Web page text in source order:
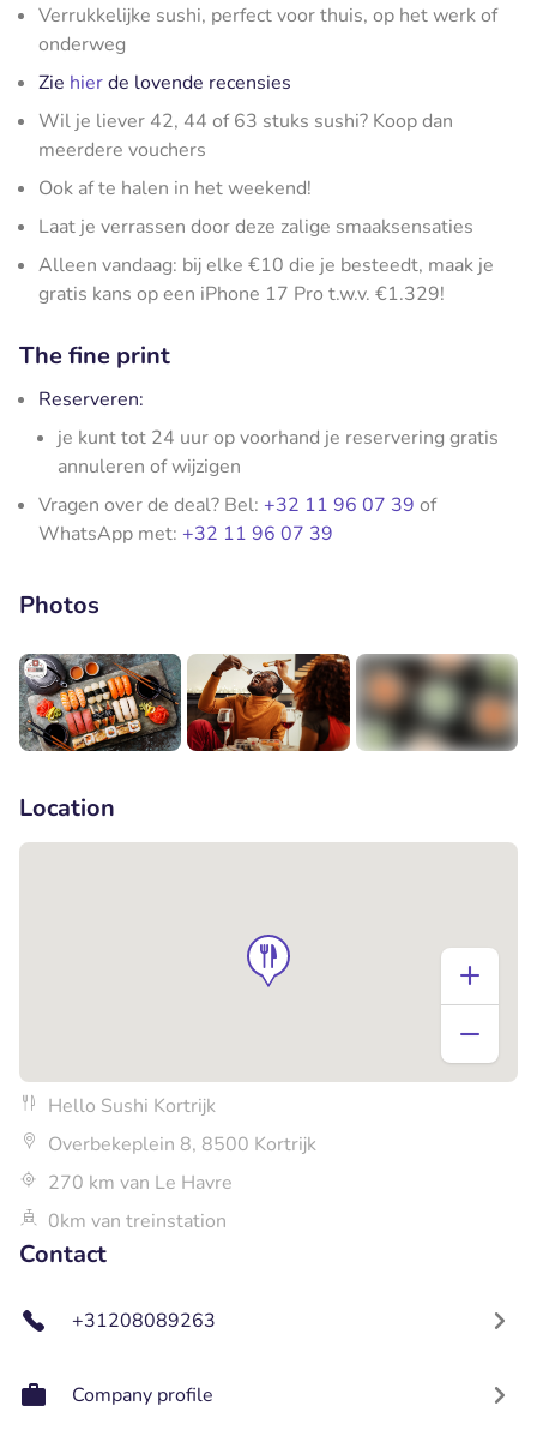
Verrukkelijke sushi, perfect voor thuis, op het werk of
onderweg
Zie hierde lovende recensies
Wil je liever 42, 44 of 63 stuks sushi? Koop dan
meerdere vouchers
Ook af te halen in het weekend!
Laat je verrassen door deze zalige smaaksensaties
Alleen vandaag: bij elke €10 die je besteedt, maak je
gratis kans op een iPhone 17 Pro t.w.v. €1.329!
The fine print
Reserveren:
je kunt tot 24 uur op voorhand je reservering gratis
annuleren of wijzigen
Vragen over de deal? Bel: +32 11 96 07 39 of
WhatsApp met: +32 11 96 07 39
Photos
Location
Hello Sushi Kortrijk
Overbekeplein 8, 8500 Kortrijk
270 km van Le Havre
0km van treinstation
Contact
+31208089263
Company profile